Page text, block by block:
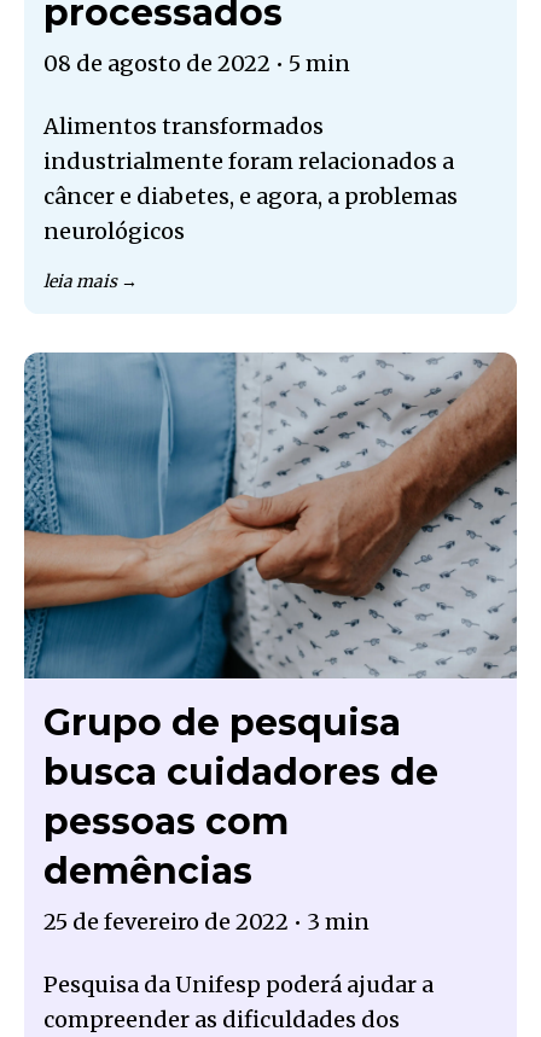
processados
08 de agosto de 2022 • 5 min
Alimentos transformados
industrialmente foram relacionados a
câncer e diabetes, e agora, a problemas
neurológicos
leia mais →
Grupo de pesquisa
busca cuidadores de
pessoas com
demências
25 de fevereiro de 2022 • 3 min
Pesquisa da Unifesp poderá ajudar a
compreender as dificuldades dos